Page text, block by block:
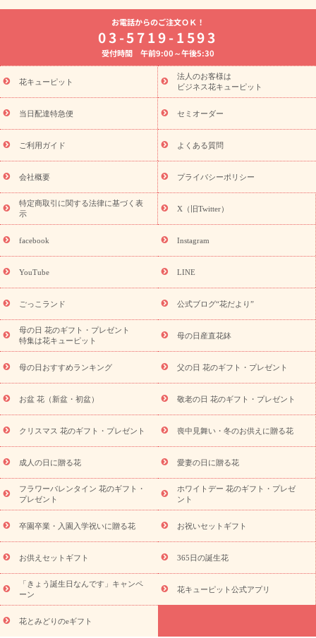
よく贈られる花
お祝いの花特集
誕生日フラワーギフト特集
8月の誕生花(トルコキキョウ)
開店・開業祝い
お供え・お悔やみ お供え・お悔やみの花
通夜・葬儀に贈る花 胡蝶蘭・花鉢
ーブドフラワー
季節のイベント
ひまわり ギフト・プレゼント
特集
お盆 花（新盆・初盆） 季節のイベント
お盆 花（新
盆・初盆）
お盆 花（新盆・初盆）
お盆・お供え 花とセットギ
フト
お盆・お供え プリザーブドフラワー
ひまわり ギフト・プ
レゼント特集
夏の花贈り・お中元・暑中見舞い 花のギフト特集
敬老の日におくる花ギフト・プレゼント特集
花ギフト・プレゼント特集
敬老の日 花のおすすめランキング
敬
老の日 花鉢植えのギフト・プレゼント特集
敬老の日 花とセットギ
フト・プレゼント特集
敬老の日の花 全てのギフト一覧
キャン
ペーン
映画『ウォーターガーディアンズ』コラボキャンペーン
「きょう誕生日なんです」キャンペーン
誕生日の花を探す
誕生日フラワーギフト 誕生日フラワーギフト特集
(トルコキキョウ)
9月の誕生花(リンドウ)
ら探す
お祝いの花特集 当日配達特急便 お祝い商品一覧
念日
結婚祝い 出産祝い 退院祝い・快気祝い
寿祝い
プチギフト ペットのお祝いフラワー
供え・お悔やみ商品一覧
お供え・お悔やみの花
四十九日法要以
お供え プリザーブドフラワー
ペットのお供えフラワー
お盆（新
盆・初盆）
その他 お祝い返し お見舞い
お取り寄せギフト
ビジネス用
ご自宅用 観葉植物 ミディ胡蝶蘭
プリザーブ
ドフラワー
スタイルから探す アレンジメント 花束
スタ
ンド花
お祝い お供え・お悔やみ 胡蝶蘭 胡蝶蘭・花鉢
ディ胡蝶蘭・お祝い
ミディ胡蝶蘭・お供え
世界初の青色胡蝶蘭
観葉植物
観葉植物 産直多肉植物
プリザーブドフラワー
お祝い
お供え・お悔やみ 花とセットギフト
セミオーダー
プチギフト（hanamore -ハナモア-）
花とみどりのeギフト
キューピットのeGfit
カラー ピンク イエローオレンジ
レッ
ド
お花の種類 トルコキキョウ
お祝い お祝い・3000円～ お祝い・4000円～
お祝い・
5000円～
お祝い・7000円～ お祝い・ 10000円～
お供え・お
悔やみ
円～
お供え・お悔やみ・
読み物
お電話からのご注文ＯＫ！
03-5719-1593
受付時間 午前9:00～午後5:30
花キューピット
法人のお客様は
ビジネス花キューピット
当日配達特急便 セミオーダー
ご利用ガイド よくある質問
会社概要 プライバシーポリシー
特定商取引に関する法律に基づく表
示
X（旧Twitter）
facebook Instagram
YouTube LINE
ごっこランド 公式ブログ“花だより”
母の日 花のギフト・プレゼント
特集は花キューピット
母の日産直花鉢
母の日おすすめランキング 父の日 花のギフト・プレゼント
お盆 花（新盆・初盆） 敬老の日 花のギフト・プレゼント
クリスマス 花のギフト・プレゼント 喪中見舞い・冬のお供えに贈る花
成人の日に贈る花 愛妻の日に贈る花
フラワーバレンタイン 花のギフト・
プレゼント
ホワイトデー 花のギフト・プレゼ
ント
卒園卒業・入園入学祝いに贈る花 お祝いセットギフト
お供えセットギフト 365日の誕生花
「きょう誕生日なんです」キャンペ
ーン
花キューピット公式アプリ
花とみどりのeギフト